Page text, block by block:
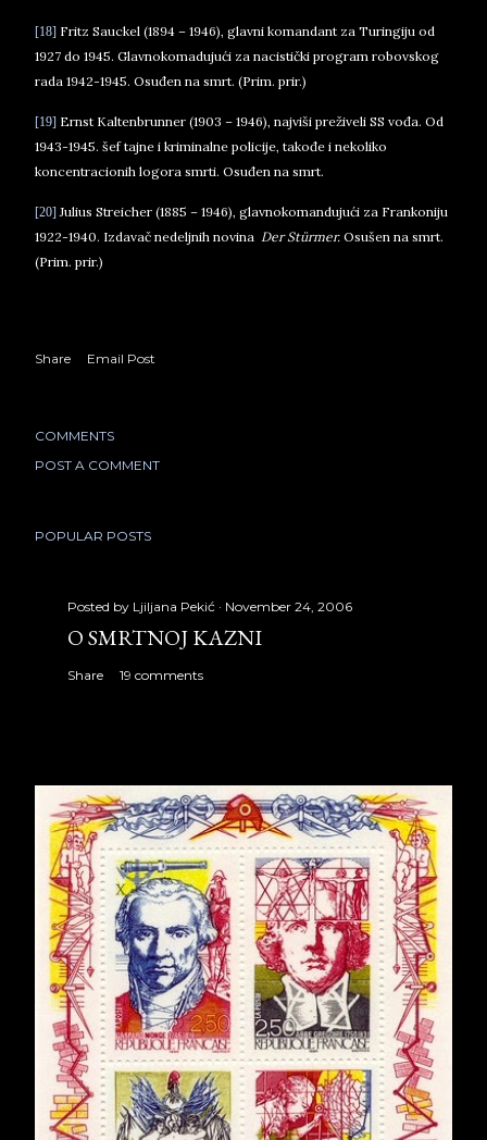
[18] Fritz Sauckel (1894 – 1946), glavni komandant za Turingiju od
1927 do 1945. Glavnokomadujući za nacistički program robovskog
rada 1942-1945. Osuđen na smrt. (Prim. prir.)
[19] Ernst Kaltenbrunner (1903 – 1946), najviši preživeli SS vođa. Od
1943-1945. šef tajne i kriminalne policije, takođe i nekoliko
koncentracionih logora smrti. Osuđen na smrt.
[20] Julius Streicher (1885 – 1946), glavnokomandujući za Frankoniju
1922-1940. Izdavač nedeljnih novina Der Stürmer. Osušen na smrt.
(Prim. prir.)
Share Email Post
COMMENTS
POST A COMMENT
POPULAR POSTS
Posted by Ljiljana Pekić November 24, 2006
O SMRTNOJ KAZNI
Share 19 comments